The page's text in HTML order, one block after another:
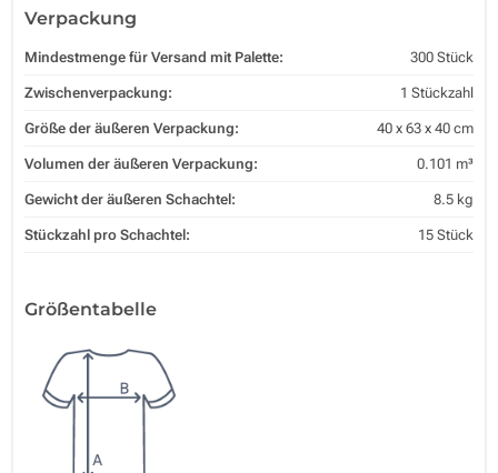
Verpackung
Mindestmenge für Versand mit Palette: 300 Stück
Zwischenverpackung: 1 Stückzahl
Größe der äußeren Verpackung: 40 x 63 x 40 cm
Volumen der äußeren Verpackung: 0.101 m³
Gewicht der äußeren Schachtel: 8.5 kg
Stückzahl pro Schachtel: 15 Stück
Größentabelle